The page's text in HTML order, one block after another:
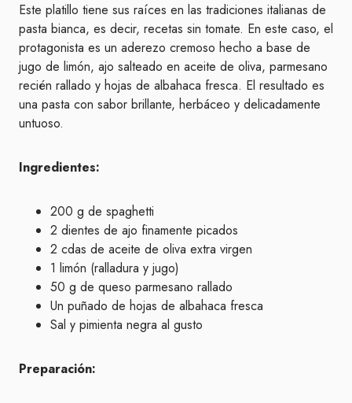
Este platillo tiene sus raíces en las tradiciones italianas de
pasta bianca, es decir, recetas sin tomate. En este caso, el
protagonista es un aderezo cremoso hecho a base de
jugo de limón, ajo salteado en aceite de oliva, parmesano
recién rallado y hojas de albahaca fresca. El resultado es
una pasta con sabor brillante, herbáceo y delicadamente
untuoso.
Ingredientes:
200 g de spaghetti
2 dientes de ajo finamente picados
2 cdas de aceite de oliva extra virgen
1 limón (ralladura y jugo)
50 g de queso parmesano rallado
Un puñado de hojas de albahaca fresca
Sal y pimienta negra al gusto
Preparación: